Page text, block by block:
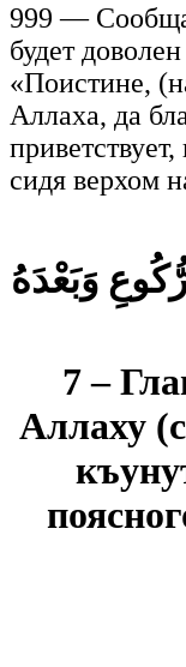
999 —
будет
«Поистине,
Аллаха, да
сидя верхом
وَبَعْدَهُ
7 –
Аллаху